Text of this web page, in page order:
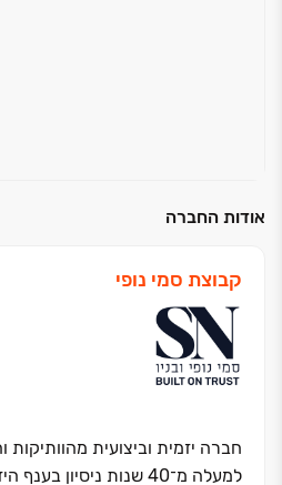
אודות החברה
קבוצת סמי נופי
חברה יזמית וביצועית
למעלה מ־40 שנות ניסיון בענף היזמות, בנייה ותשתיות.